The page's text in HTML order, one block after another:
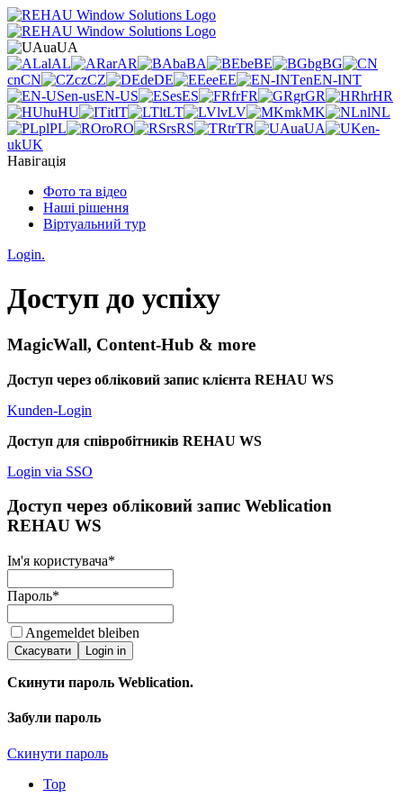
uaUA
alAL arAR baBA beBE bgBG
cnCN czCZ deDE eeEE enEN-INT
en-usEN-US esES frFR grGR hrHR
huHU itIT ltLT lvLV mkMK nlNL
plPL roRO rsRS trTR uaUA
en-
ukUK
Навігація
Фото та відео
Наші рішення
Віртуальний тур
Login.
Доступ до успіху
MagicWall, Content-Hub & more
Доступ через обліковий запис клієнта REHAU WS
Kunden-Login
Доступ для співробітників REHAU WS
Login via SSO
Доступ через обліковий запис Weblication
REHAU WS
Ім'я користувача*
Пароль*
Angemeldet bleiben
Скасувати Login in
Скинути пароль Weblication.
Забули пароль
Скинути пароль
Top